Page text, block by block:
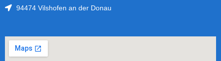
94474 Vilshofen an der Donau